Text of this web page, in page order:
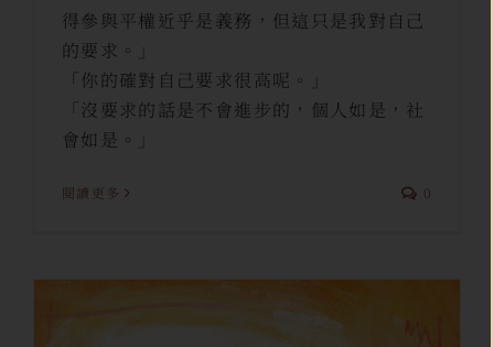
得參與平權近乎是義務，但這只是我對自己
的要求。」
「你的確對自己要求很高呢。」
「沒要求的話是不會進步的，個人如是，社
會如是。」
閱讀更多 0